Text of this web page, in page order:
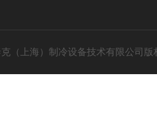
（上海）制冷设备技术有限公司版